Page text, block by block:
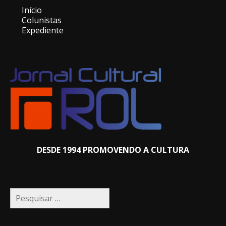
Início
Colunistas
Expediente
DESDE 1994 PROMOVENDO A CULTURA
Pesquisar
por: